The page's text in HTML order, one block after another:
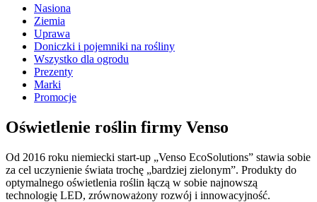
Nasiona
Ziemia
Uprawa
Doniczki i pojemniki na rośliny
Wszystko dla ogrodu
Prezenty
Marki
Promocje
Oświetlenie roślin firmy Venso
Od 2016 roku niemiecki start-up „Venso EcoSolutions” stawia sobie
za cel uczynienie świata trochę „bardziej zielonym”. Produkty do
optymalnego oświetlenia roślin łączą w sobie najnowszą
technologię LED, zrównoważony rozwój i innowacyjność.